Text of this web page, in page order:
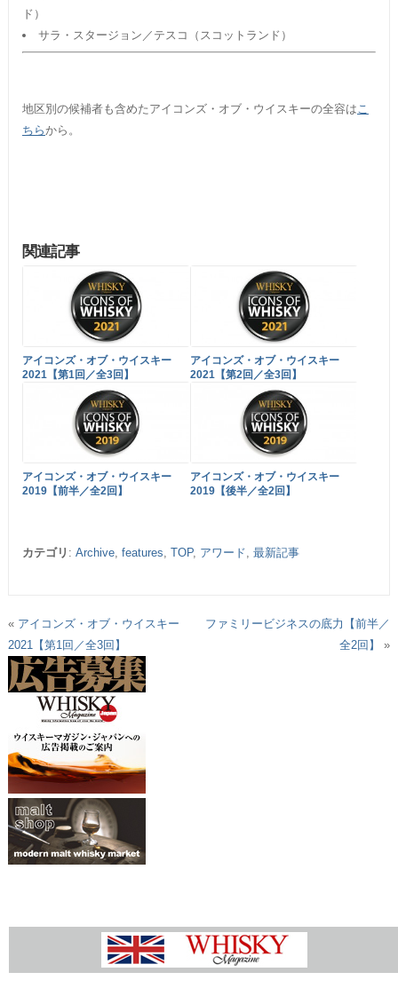
ド）
サラ・スタージョン／テスコ（スコットランド）
地区別の候補者も含めたアイコンズ・オブ・ウイスキーの全容はこ
ちらから。
関連記事
アイコンズ・オブ・ウイスキー
2021【第1回／全3回】
アイコンズ・オブ・ウイスキー
2021【第2回／全3回】
アイコンズ・オブ・ウイスキー
2019【前半／全2回】
アイコンズ・オブ・ウイスキー
2019【後半／全2回】
カテゴリ : Archive, features TOP, アワード 最新記事
« アイコンズ・オブ・ウイスキー
2021【第1回／全3回】
ファミリービジネスの底力【前半／
全2回】
»